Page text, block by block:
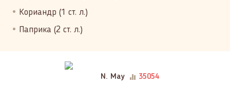
Кориандр (1 ст. л.)
Паприка (2 ст. л.)
N. May 35054